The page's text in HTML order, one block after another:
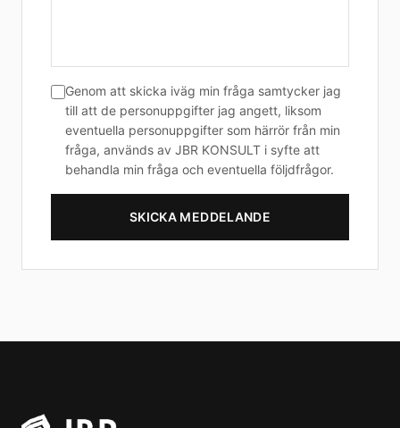
Genom att skicka iväg min fråga samtycker jag
till att de personuppgifter jag angett, liksom
eventuella personuppgifter som härrör från min
fråga, används av JBR KONSULT i syfte att
behandla min fråga och eventuella följdfrågor.
SKICKA MEDDELANDE